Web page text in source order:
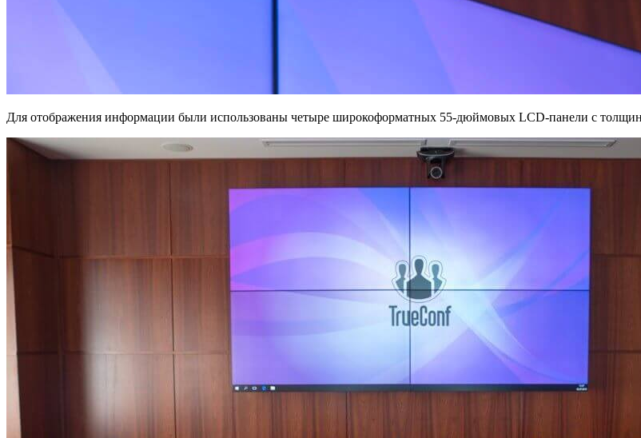
Для отображения информации были использованы четыре широкоформатных 55-дюймовых LCD-панели с